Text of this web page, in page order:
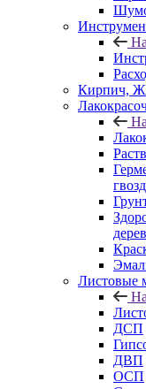
Кирпич,
Листовые
ДСП
ДВП
ОСП